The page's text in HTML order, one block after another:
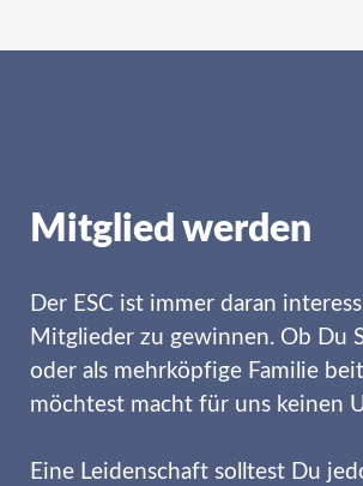
Mitglied werden
Der ESC ist immer daran
Mitglieder zu gewinnen. Ob Du
oder als mehrköpfige Familie
möchtest macht für uns keinen
Eine Leidenschaft solltest Du